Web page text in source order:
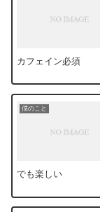
カフェイン必須
僕のこと
でも楽しい